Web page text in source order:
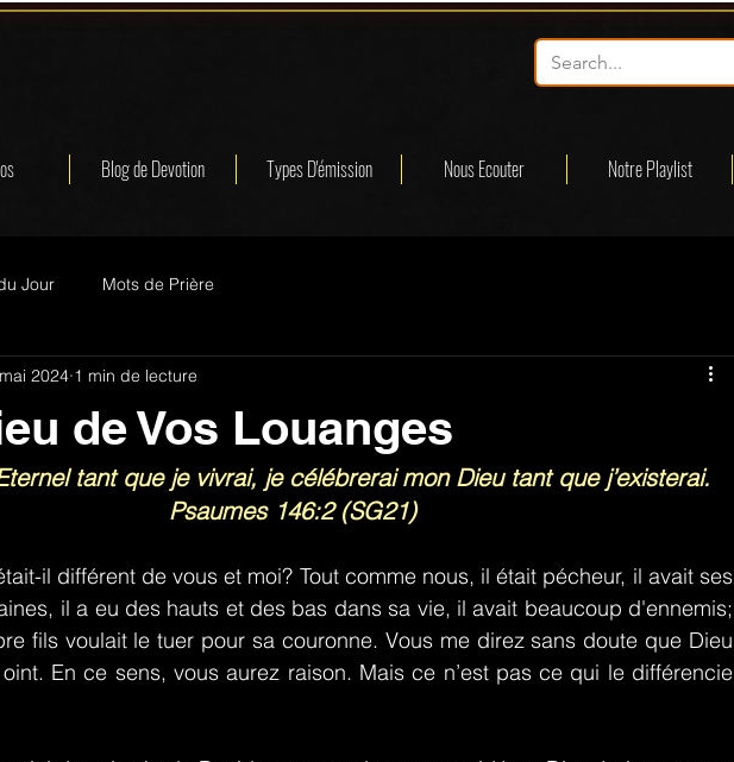
Blog de Devotion Types D'émission Nous Ecouter Notre Playlist
Jour Mots de Prière
de Vos Louanges
2024 1 min de lecture
tant que je vivrai, je célébrerai mon Dieu tant que j’existerai.
Psaumes 146:2 (SG21)
il différent de vous et moi? Tout comme nous, il était pécheur, il avait ses
il a eu des hauts et des bas dans sa vie, il avait beaucoup d'ennemis;
fils voulait le tuer pour sa couronne. Vous me direz sans doute que Dieu
oint. En ce sens, vous aurez raison. Mais ce n’est pas ce qui le différencie